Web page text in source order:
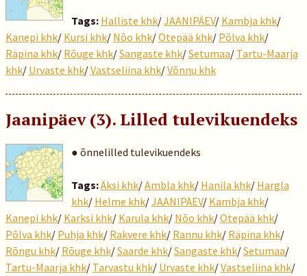
Tags: Halliste khk/JAANIPÄEV/ Kambja khk/
Kanepi khk/ Kursi khk/ Nõo khk/Otepää khk/ Põlva khk/
Räpina khk/ Rõuge khk/Sangaste khk/Setumaa/ Tartu-Maarja
khk/ Urvaste khk/Vastseliina khk/Võnnu khk
Jaanipäev (3). Lilled tulevikuendeks
● õnnelilled tulevikuendeks
Tags:Äksi khk/Ambla khk/ Hanila khk/ Hargla
khk/ Helme khk/JAANIPÄEV/ Kambja khk/
Kanepi khk/ Karksi khk/ Karula khk/ Nõo khk/Otepää khk/
Põlva khk/ Puhja khk/ Rakvere khk/ Rannu khk/ Räpina khk/
Rõngu khk/ Rõuge khk/Saarde khk/Sangaste khk/Setumaa/
Tartu-Maarja khk/ Tarvastu khk/ Urvaste khk/Vastseliina khk/